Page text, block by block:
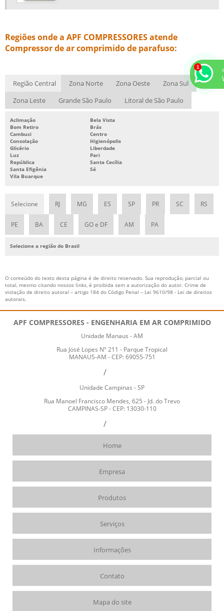
Regiões onde a APF COMPRESSORES atende
Compressor de ar comprimido de parafuso:
Região Central Zona Norte Zona Oeste
Zona Sul
Zona Leste
Grande São Paulo Litoral de São Paulo
Aclimação
Bela Vista
Bom Retiro
Brás
Cambuci
Centro
Consolação
Higienópolis
Glicério
Liberdade
Luz
Pari
República
Santa Cecília
Santa Efigênia
Sé
Vila Buarque
Selecione RJ MG ES SP PR SC RS
PE BA CE GO e DF AM PA
Selecione a região do Brasil
O conteúdo do texto desta página é de direito reservado. Sua reprodução, parcial ou
total, mesmo citando nossos links, é proibida sem a autorização do autor. Crime de
violação de direito autoral – artigo 184 do Código Penal – Lei 9610/98 - Lei de direitos
autorais.
APF COMPRESSORES - ENGENHARIA EM AR COMPRIMIDO
Unidade Manaus - AM
Rua José Lopes Nº 211 - Parque Tropical
MANAUS-AM - CEP: 69055-751
/
Unidade Campinas - SP
Rua Manoel Francisco Mendes, 625 - Jd. do Trevo
CAMPINAS-SP - CEP: 13030-110
/
Home
Empresa
Produtos
Serviços
Informações
Contato
Mapa do site